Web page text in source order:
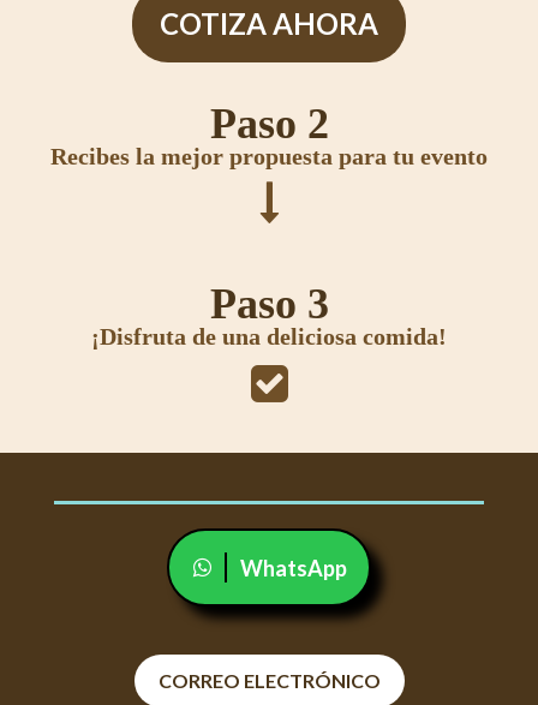
COTIZA AHORA
Paso 2
Recibes la mejor propuesta para tu evento

Paso 3
¡Disfruta de una deliciosa comida!

WhatsApp
CORREO ELECTRÓNICO